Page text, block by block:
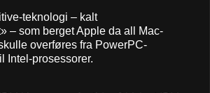
teknologi – kalt
– som berget Apple da all Mac-
overføres fra PowerPC-
Intel-prosessorer.